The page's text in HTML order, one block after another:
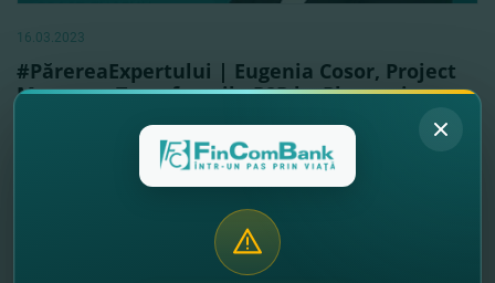
16.03.2023
#PărereaExpertului | Eugenia Cosor, Project
Manager: Transferurile P2P by Phone şi